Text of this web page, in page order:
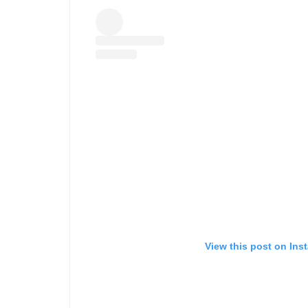
View this post on